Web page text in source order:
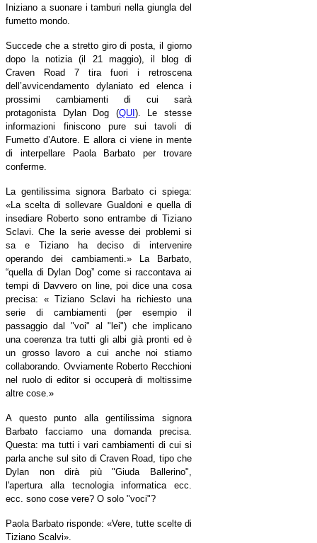
Iniziano a suonare i tamburi nella giungla del
fumetto mondo.
Succede che a stretto giro di posta, il giorno
dopo la notizia (il 21 maggio), il blog di
Craven Road 7 tira fuori i retroscena
dell’avvicendamento dylaniato ed elenca i
prossimi cambiamenti di cui sarà
protagonista Dylan Dog (QUI ). Le stesse
informazioni finiscono pure sui tavoli di
Fumetto d’Autore. E allora ci viene in mente
di interpellare Paola Barbato per trovare
conferme.
La gentilissima signora Barbato ci spiega:
«La scelta di sollevare Gualdoni e quella di
insediare Roberto sono entrambe di Tiziano
Sclavi. Che la serie avesse dei problemi si
sa e Tiziano ha deciso di intervenire
operando dei cambiamenti.» La Barbato,
“quella di Dylan Dog” come si raccontava ai
tempi di Davvero on line, poi dice una cosa
precisa: « Tiziano Sclavi ha richiesto una
serie di cambiamenti (per esempio il
passaggio dal "voi" al "lei") che implicano
una coerenza tra tutti gli albi già pronti ed è
un grosso lavoro a cui anche noi stiamo
collaborando. Ovviamente Roberto Recchioni
nel ruolo di editor si occuperà di moltissime
altre cose.»
A questo punto alla gentilissima signora
Barbato facciamo una domanda precisa.
Questa:ma tutti i vari cambiamenti di cui si
parla anche sul sito di Craven Road, tipo che
Dylan non dirà più "Giuda Ballerino",
l'apertura alla tecnologia informatica ecc.
ecc. sono cose vere? O solo "voci"?
Paola Barbato risponde: «Vere, tutte scelte di
Tiziano Scalvi».